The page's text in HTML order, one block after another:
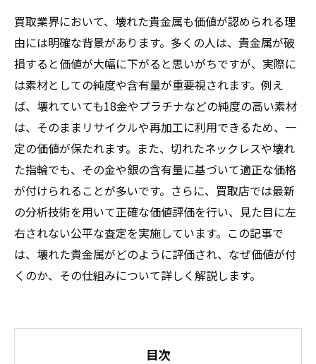
買取業界において、壊れた貴金属も価値が認められる理
由には明確な背景があります。多くの人は、貴金属が破
損すると価値が大幅に下がると思いがちですが、実際に
は素材としての純度や含有量が重要視されます。例え
ば、壊れていても18金やプラチナなどの純度の高い素材
は、そのままリサイクルや再加工に利用できるため、一
定の価値が保たれます。また、切れたネックレスや壊れ
た指輪でも、その金や銀の含有量に基づいて適正な価格
が付けられることが多いです。さらに、買取店では最新
の分析技術を用いて正確な価値評価を行い、見た目に左
右されない公平な査定を実施しています。この記事で
は、壊れた貴金属がどのように評価され、なぜ価値が付
くのか、その仕組みについて詳しく解説します。
目次